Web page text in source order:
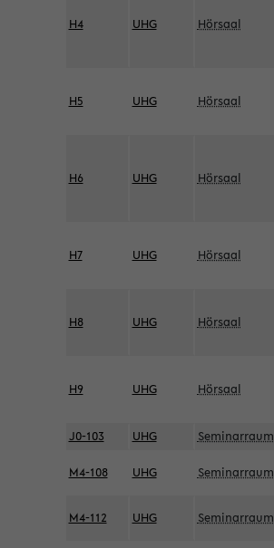
H4 UHG Hörsaal
H5 UHG Hörsaal
H6 UHG Hörsaal
H7 UHG Hörsaal
H8 UHG Hörsaal
H9 UHG Hörsaal
J0-103 UHG Seminarraum
M4-108 UHG Seminarraum
M4-112 UHG Seminarraum